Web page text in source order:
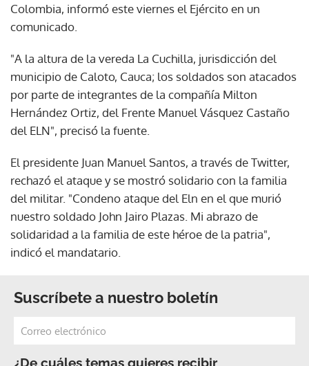
Colombia, informó este viernes el Ejército en un
comunicado.
"A la altura de la vereda La Cuchilla, jurisdicción del
municipio de Caloto, Cauca; los soldados son atacados
por parte de integrantes de la compañía Milton
Hernández Ortiz, del Frente Manuel Vásquez Castaño
del ELN", precisó la fuente.
El presidente Juan Manuel Santos, a través de Twitter,
rechazó el ataque y se mostró solidario con la familia
del militar. "Condeno ataque del Eln en el que murió
nuestro soldado John Jairo Plazas. Mi abrazo de
solidaridad a la familia de este héroe de la patria",
indicó el mandatario.
Suscríbete a nuestro boletín
¿De cuáles temas quieres recibir